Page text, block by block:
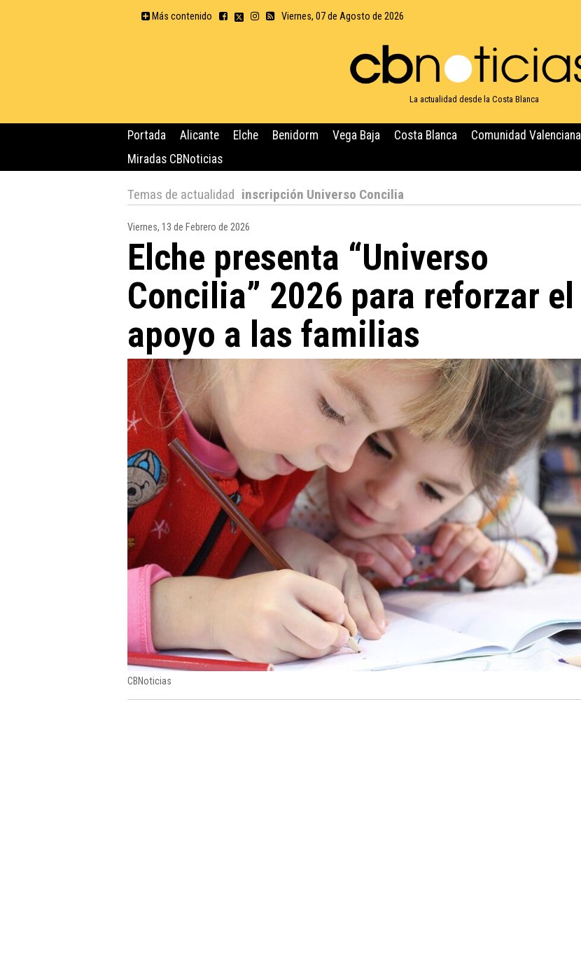
Más contenido Viernes, 07 de Agosto de 2026
La actualidad desde la Costa Blanca
Portada Alicante Elche Benidorm Vega Baja Costa Blanca Comunidad Valenciana
Miradas CBNoticias
Temas de actualidad inscripción Universo Concilia
Viernes, 13 de Febrero de 2026
Elche presenta “Universo
Concilia” 2026 para reforzar el
apoyo a las familias
CBNoticias